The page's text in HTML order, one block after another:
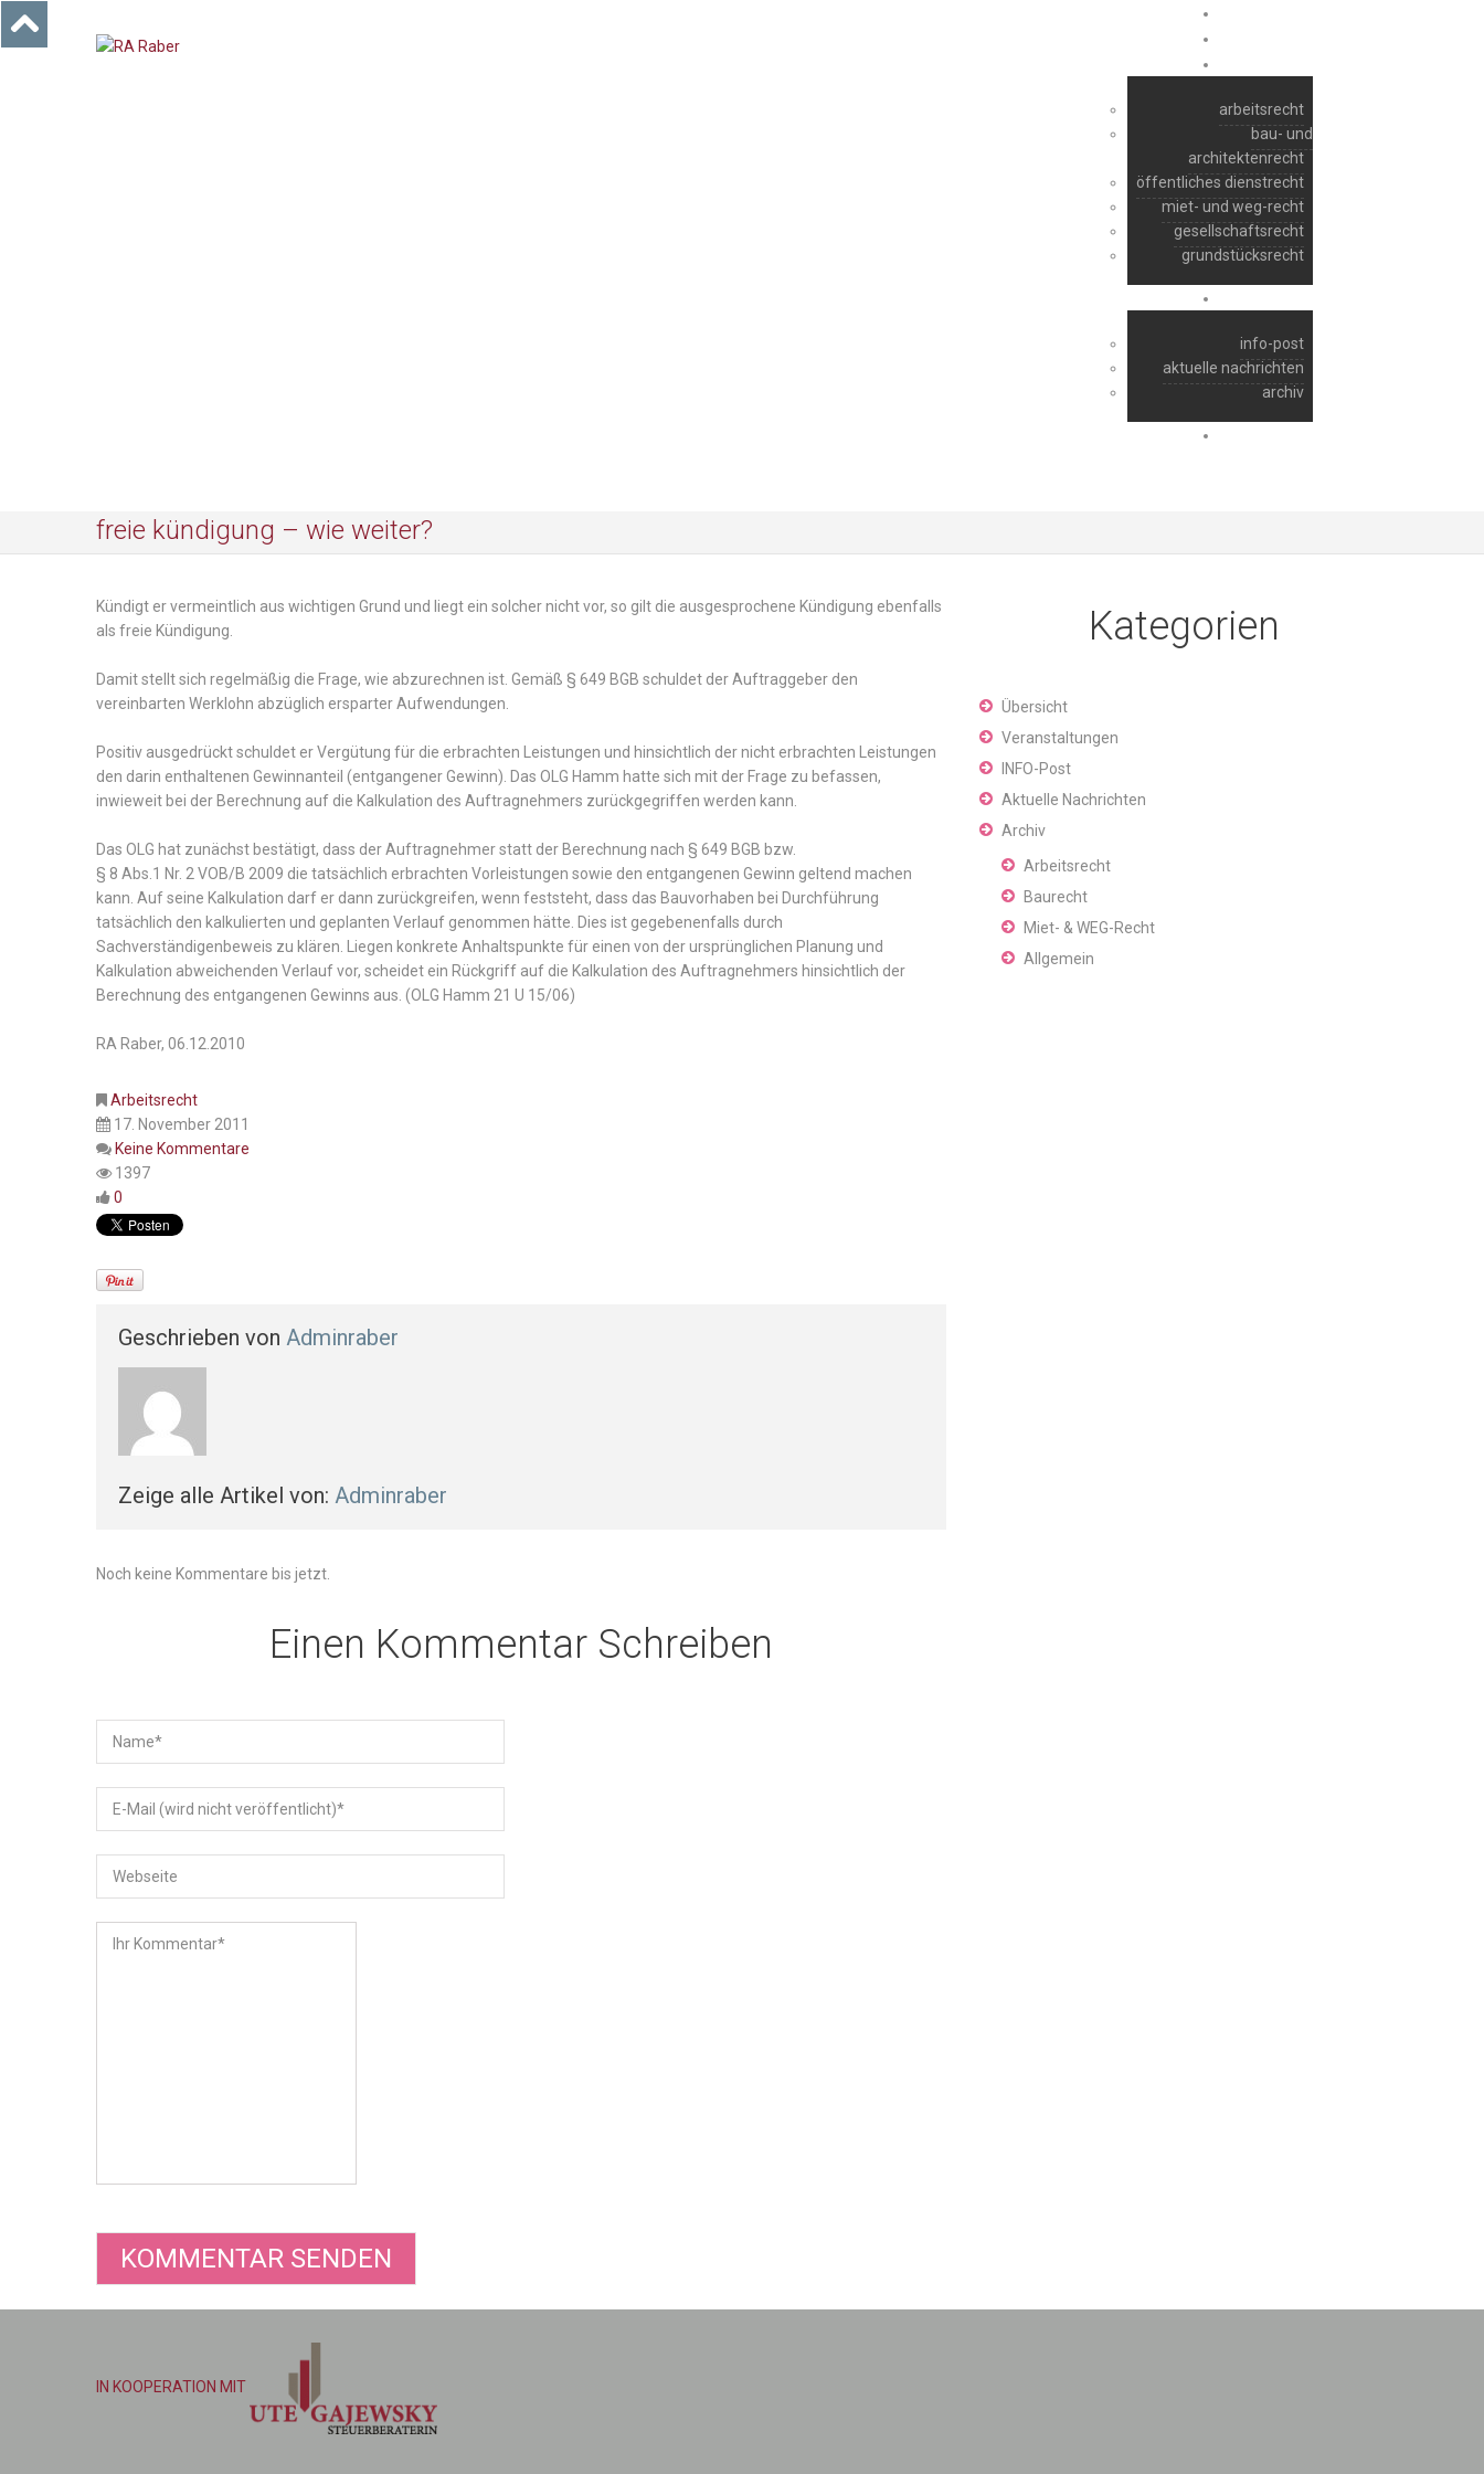
arbeitsrecht
bau- und
architektenrecht
öffentliches dienstrecht
miet- und weg-recht
gesellschaftsrecht
grundstücksrecht
info-post
aktuelle nachrichten
archiv
freie kündigung – wie weiter?
Kündigt er vermeintlich aus wichtigen Grund und liegt ein solcher nicht vor, so gilt die ausgesprochene Kündigung ebenfalls
als freie Kündigung.
Damit stellt sich regelmäßig die Frage, wie abzurechnen ist. Gemäß § 649 BGB schuldet der Auftraggeber den
vereinbarten Werklohn abzüglich ersparter Aufwendungen.
Positiv ausgedrückt schuldet er Vergütung für die erbrachten Leistungen und hinsichtlich der nicht erbrachten Leistungen
den darin enthaltenen Gewinnanteil (entgangener Gewinn). Das OLG Hamm hatte sich mit der Frage zu befassen,
inwieweit bei der Berechnung auf die Kalkulation des Auftragnehmers zurückgegriffen werden kann.
Das OLG hat zunächst bestätigt, dass der Auftragnehmer statt der Berechnung nach § 649 BGB bzw.
§ 8 Abs.1 Nr. 2 VOB/B 2009 die tatsächlich erbrachten Vorleistungen sowie den entgangenen Gewinn geltend machen
kann. Auf seine Kalkulation darf er dann zurückgreifen, wenn feststeht, dass das Bauvorhaben bei Durchführung
tatsächlich den kalkulierten und geplanten Verlauf genommen hätte. Dies ist gegebenenfalls durch
Sachverständigenbeweis zu klären. Liegen konkrete Anhaltspunkte für einen von der ursprünglichen Planung und
Kalkulation abweichenden Verlauf vor, scheidet ein Rückgriff auf die Kalkulation des Auftragnehmers hinsichtlich der
Berechnung des entgangenen Gewinns aus. (OLG Hamm 21 U 15/06)
RA Raber, 06.12.2010
Arbeitsrecht
17. November 2011
Keine Kommentare
1397
0
Geschrieben von Adminraber
Zeige alle Artikel von: Adminraber
Noch keine Kommentare bis jetzt.
Einen Kommentar Schreiben
Kategorien
Übersicht
Veranstaltungen
INFO-Post
Aktuelle Nachrichten
Archiv
Arbeitsrecht
Baurecht
Miet- & WEG-Recht
Allgemein
IN KOOPERATION MIT